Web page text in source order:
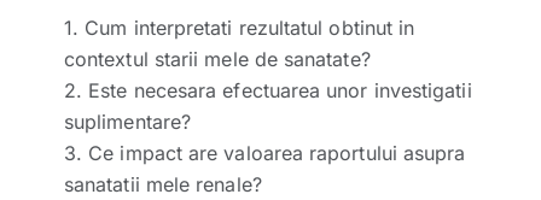
1. Cum interpretati rezultatul obtinut in
contextul starii mele de sanatate?
2. Este necesara efectuarea unor investigatii
suplimentare?
3. Ce impact are valoarea raportului asupra
sanatatii mele renale?